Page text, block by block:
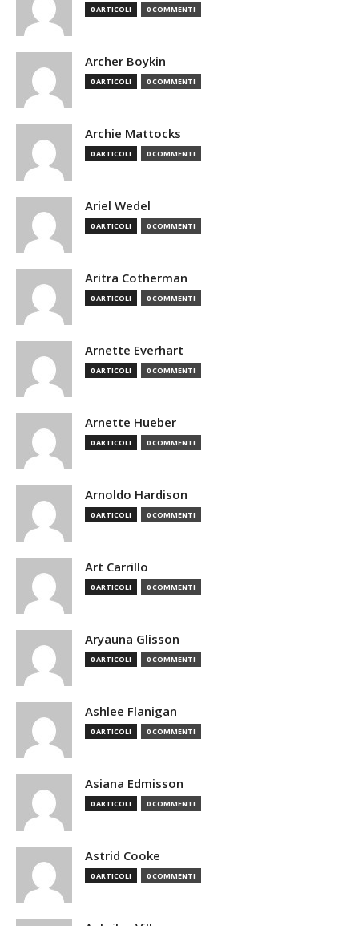
0 ARTICOLI 0 COMMENTI
Archer Boykin
0 ARTICOLI 0 COMMENTI
Archie Mattocks
0 ARTICOLI 0 COMMENTI
Ariel Wedel
0 ARTICOLI 0 COMMENTI
Aritra Cotherman
0 ARTICOLI 0 COMMENTI
Arnette Everhart
0 ARTICOLI 0 COMMENTI
Arnette Hueber
0 ARTICOLI 0 COMMENTI
Arnoldo Hardison
0 ARTICOLI 0 COMMENTI
Art Carrillo
0 ARTICOLI 0 COMMENTI
Aryauna Glisson
0 ARTICOLI 0 COMMENTI
Ashlee Flanigan
0 ARTICOLI 0 COMMENTI
Asiana Edmisson
0 ARTICOLI 0 COMMENTI
Astrid Cooke
0 ARTICOLI 0 COMMENTI